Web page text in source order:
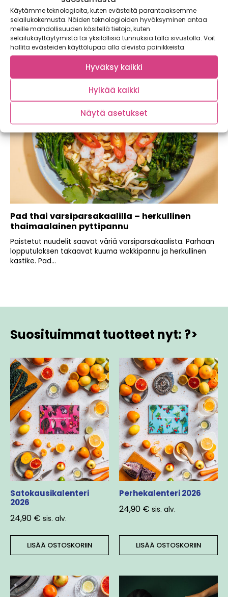
Käytämme teknologioita, kuten evästeitä parantaaksemme
selailukokemusta. Näiden teknologioiden hyväksyminen antaa
meille mahdollisuuden käsitellä tietoja, kuten
selailukäyttäytymistä tai yksilöllisiä tunnuksia tällä sivustolla. Voit
hallita evästeiden käyttölupaa alla olevista painikkeista.
Hyväksy kaikki
Hylkää kaikki
Näytä asetukset
väriporkkanat
Jogurtin ja maustetun voisulan kanssa tarjoiltavat
taivaalliset turkkilaiset uppomunat ja paahdetut
väriporkkanat ovat brunssipöydän...
Pad thai varsiparsakaalilla – herkullinen
thaimaalainen pyttipannu
Paistetut nuudelit saavat väriä varsiparsakaalista. Parhaan
lopputuloksen takaavat kuuma wokkipannu ja herkullinen
kastike. Pad...
Suosituimmat tuotteet nyt: ?>
Satokausikalenteri
2026
24,90 € sis. alv.
LISÄÄ OSTOSKORIIN
Perhekalenteri 2026
24,90 € sis. alv.
LISÄÄ OSTOSKORIIN